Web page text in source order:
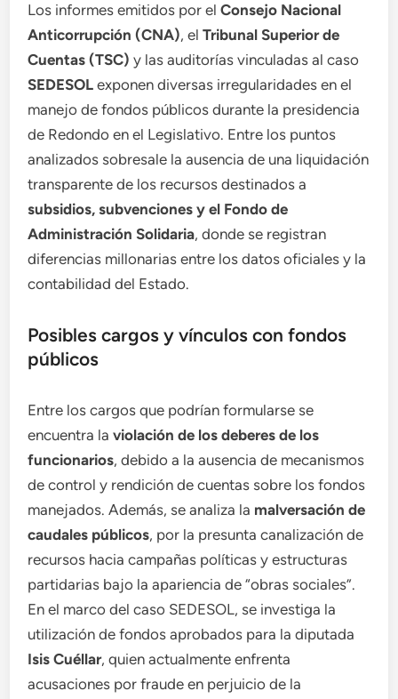
Los informes emitidos por elConsejo Nacional
Anticorrupción (CNA), elTribunal Superior de
Cuentas (TSC) y las auditorías vinculadas al caso
SEDESOL exponen diversas irregularidades en el
manejo de fondos públicos durante la presidencia
de Redondo en el Legislativo. Entre los puntos
analizados sobresale la ausencia de una liquidación
transparente de los recursos destinados a
subsidios, subvenciones y el Fondo de
Administración Solidaria, donde se registran
diferencias millonarias entre los datos oficiales y la
contabilidad del Estado.
Posibles cargos y vínculos con fondos
públicos
Entre los cargos que podrían formularse se
encuentra laviolación de los deberes de los
funcionarios, debido a la ausencia de mecanismos
de control y rendición de cuentas sobre los fondos
manejados. Además, se analiza la malversación de
caudales públicos, por la presunta canalización de
recursos hacia campañas políticas y estructuras
partidarias bajo la apariencia de “obras sociales”.
En el marco del caso SEDESOL, se investiga la
utilización de fondos aprobados para la diputada
Isis Cuéllar, quien actualmente enfrenta
acusaciones por fraude en perjuicio de la